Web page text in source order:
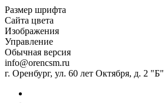
Размер шрифта
Сайта цвета
Изображения
Управление
Обычная версия
info@orencsm.ru
г. Оренбург, ул. 60 лет Октября, д. 2 "Б"